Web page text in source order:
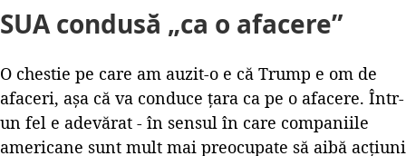
SUA condusă „ca o afacere”
O chestie pe care am auzit-o e că Trump e om de
afaceri, așa că va conduce țara ca pe o afacere. Într-
un fel e adevărat - în sensul în care companiile
americane sunt mult mai preocupate să aibă acțiuni